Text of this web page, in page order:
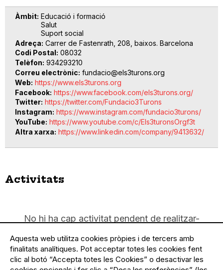
Àmbit Educació i formació
Salut
Suport social
Adreça Carrer de Fastenrath, 208, baixos. Barcelona
Codi Postal 08032
Telèfon 934293210
Correu electrònic fundacio@els3turons.org
Web https://www.els3turons.org
Facebook https://www.facebook.com/els3turons.org/
Twitter https://twitter.com/Fundacio3Turons
Instagram https://www.instagram.com/fundacio3turons/
YouTube https://www.youtube.com/c/Els3turonsOrgf3t
Altra xarxa https://www.linkedin.com/company/9413632/
Activitats
No hi ha cap activitat pendent de realitzar-
Aquesta web utilitza cookies pròpies i de tercers amb
finalitats analítiques. Pot acceptar totes les cookies fent
clic al botó “Accepta totes les Cookies” o desactivar les